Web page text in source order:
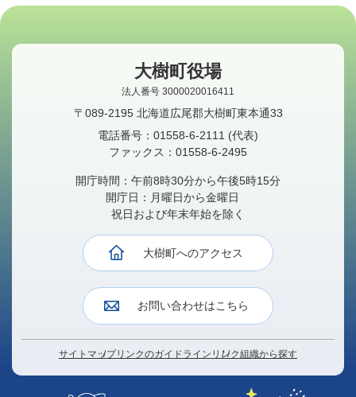
大樹町役場
法人番号 3000020016411
〒089-2195 北海道広尾郡大樹町東本通33
電話番号： 01558-6-2111 (代表)
ファックス： 01558-6-2495
開庁時間：午前8時30分から午後5時15分
開庁日：月曜日から金曜日
祝日および年末年始を除く
大樹町へのアクセス
お問い合わせはこちら
サイトマップリンクのガイドライン リンク組織から探す